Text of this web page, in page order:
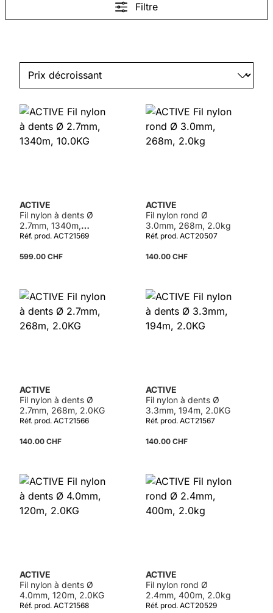
Filtre
ACTIVE
Fil nylon à dents Ø
2.7mm, 1340m,
10.0KG
Réf. prod. ACT21569
599.00 CHF
ACTIVE
Fil nylon rond Ø
3.0mm, 268m, 2.0kg
Réf. prod. ACT20507
140.00 CHF
ACTIVE
Fil nylon à dents Ø
2.7mm, 268m, 2.0KG
Réf. prod. ACT21566
140.00 CHF
ACTIVE
Fil nylon à dents Ø
3.3mm, 194m, 2.0KG
Réf. prod. ACT21567
140.00 CHF
ACTIVE
Fil nylon à dents Ø
4.0mm, 120m, 2.0KG
Réf. prod. ACT21568
ACTIVE
Fil nylon rond Ø
2.4mm, 400m, 2.0kg
Réf. prod. ACT20529